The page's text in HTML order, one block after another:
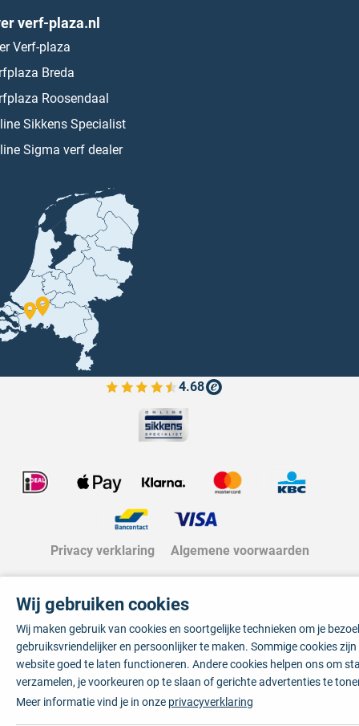
verf-plaza.nl
Verf-plaza
Breda
Roosendaal
Sikkens Specialist
Sigma verf dealer
4.68
Bekijk de verfplaza beoordelingen
Privacy verklaring Algemene voorwaarden
Wij gebruiken cookies
Wij maken gebruik van cookies en soortgelijke technieken om je
gebruiksvriendelijker en persoonlijker te maken. Sommige cookies
website goed te laten functioneren. Andere cookies helpen ons om
verzamelen, je voorkeuren op te slaan of gerichte advertenties te
Meer informatie vind je in onze privacyverklaring